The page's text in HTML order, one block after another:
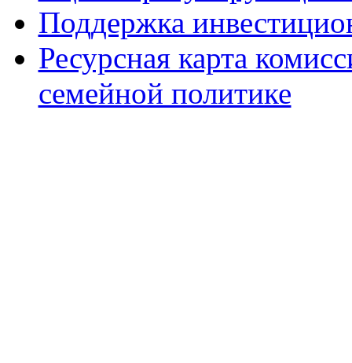
Поддержка
Ресурсная карта
семейной политике